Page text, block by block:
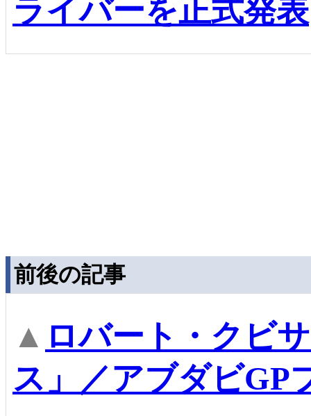
ライバーを正式発表
前後の記事
▲ ロバート・クビ
ス」／アブダビGP